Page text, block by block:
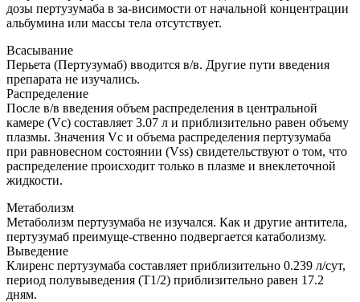
дозы пертузумаба в за-висимости от начальной концентрации
альбумина или массы тела отсутствует.
Всасывание
Перьета (Пертузумаб) вводится в/в. Другие пути введения
препарата не изучались.
Распределение
После в/в введения объем распределения в центральной
камере (Vс) составляет 3.07 л и приблизительно равен объему
плазмы. Значения Vc и объема распределения пертузумаба
при равновесном состоянии (Vss) свидетельствуют о том, что
распределение происходит только в плазме и внеклеточной
жидкости.
Метаболизм
Метаболизм пертузумаба не изучался. Как и другие антитела,
пертузумаб преимуще-ственно подвергается катаболизму.
Выведение
Клиренс пертузумаба составляет приблизительно 0.239 л/сут,
период полувыведения (Т1/2) приблизительно равен 17.2
дням.